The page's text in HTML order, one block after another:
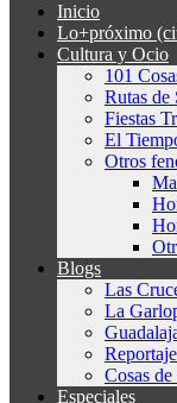
Inicio
Lo+próximo
Cultura y Ocio
101
Rutas de
Fiestas
El
Otros
Blogs
Las
La
Cosas
Especiales